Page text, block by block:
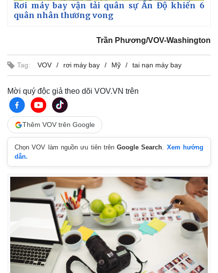
Rơi máy bay vận tải quân sự Ấn Độ khiến 6
quân nhân thương vong
Trần Phương/VOV-Washington
Tag: VOV rơi máy bay Mỹ tai nạn máy bay
Mời quý độc giả theo dõi VOV.VN trên
Thêm VOV trên Google
Chọn VOV làm nguồn ưu tiên trênGoogle Search. Xem hướng
dẫn.